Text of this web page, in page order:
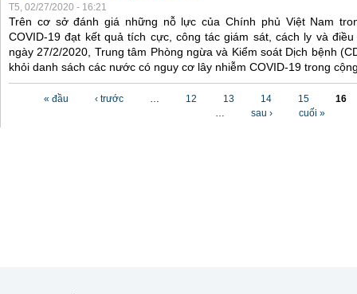
T5, 02/27/2020 - 16:21
Trên cơ sở đánh giá những nỗ lực của Chính phủ Việt Nam
COVID-19 đạt kết quả tích cực, công tác giám sát, cách ly và
ngày 27/2/2020, Trung tâm Phòng ngừa và Kiểm soát Dịch bệnh
khỏi danh sách các nước có nguy cơ lây nhiễm COVID-19 trong
« đầu ‹ trước … 12 13 14 15
16
…
sau › cuối »